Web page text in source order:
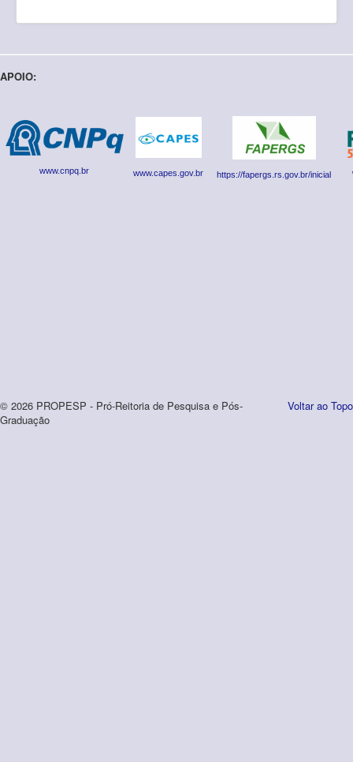
APOIO:
www.cnpq.br www.capes.gov.br https://fapergs.rs.gov.br/inicial
Voltar ao Topo
© 2026 PROPESP - Pró-Reitoria de Pesquisa e Pós-
Graduação